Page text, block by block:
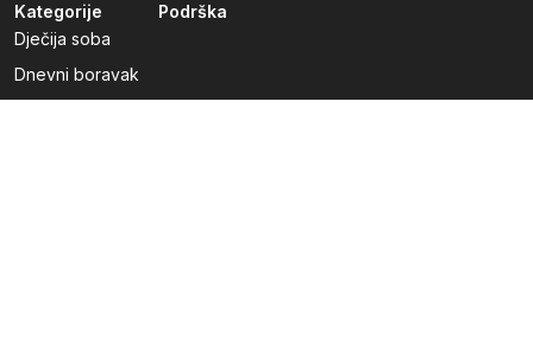
Kategorije
Dječija soba
Dnevni boravak
Podrška